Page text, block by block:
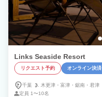
Links Seaside Resort
リクエスト予約 オンライン決済
千葉 木更津・ 富津・ 鋸南・ 君津
定員 1〜10名